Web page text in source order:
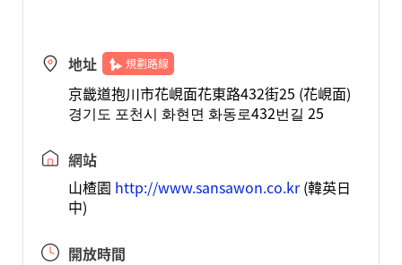
地址 規劃路線
京畿道抱川市花峴面花東路432街25 (花峴面)
경기도 포천시 화현면 화동로432번길 25
網站
山楂園 http://www.sansawon.co.kr (韓英日
中)
開放時間